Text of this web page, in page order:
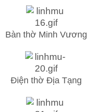
Bàn thờ Minh Vương
Điện thờ Địa Tạng